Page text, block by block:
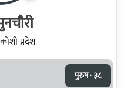
प्रदेश
पुरुष · ३८